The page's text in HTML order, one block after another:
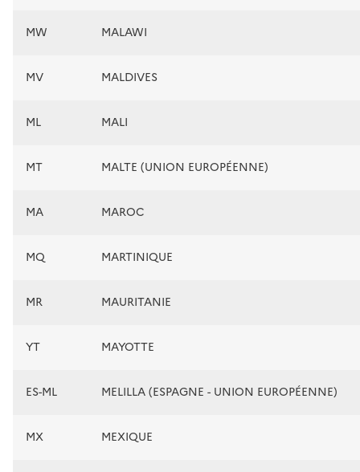
MW MALAWI
MV MALDIVES
ML MALI
MT MALTE (UNION EUROPÉENNE)
MA MAROC
MQ MARTINIQUE
MR MAURITANIE
YT MAYOTTE
ES-ML MELILLA (ESPAGNE - UNION EUROPÉENNE)
MX MEXIQUE